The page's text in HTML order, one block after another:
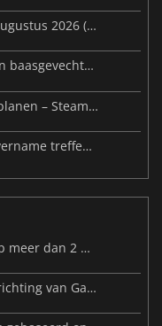
Niuwe Videogames van de week – augustus 2026 (week 32)
Palworld-update maakt Sunreach en baasgevechten stabieler
Microsoft könnte Project Helix neu planen – Steam-Support wackelt
Malware-kaarten en een Discord-overname treffen Meccha Chameleon
Resident Evil Veronica staat nu al op meer dan 2 miljoen verlanglijstjes
Beast of Reincarnation: de nieuwe richting van Game Freak